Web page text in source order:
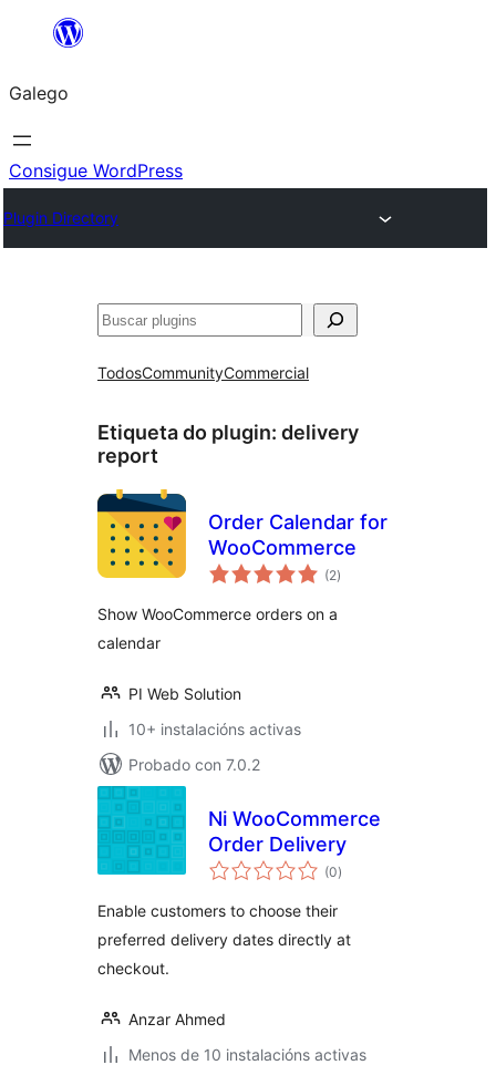
Saltar
contido
Galego
Consigue WordPress
Plugin Directory
Buscar
TodosCommunityCommercial
Etiqueta do plugin: delivery
report
Order Calendar for
WooCommerce
(2valoracións
totais
)
Show WooCommerce orders on a
calendar
PI Web Solution
10+ instalacións activas
Probado con 7.0.2
Ni WooCommerce
Order Delivery
(0valoracións
totais
)
Enable customers to choose their
preferred delivery dates directly at
checkout.
Anzar Ahmed
Menos de 10 instalacións activas